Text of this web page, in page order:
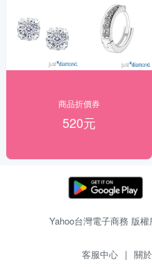
商品折價券
520元
Yahoo台灣電子商務 版
客服中心 | 關